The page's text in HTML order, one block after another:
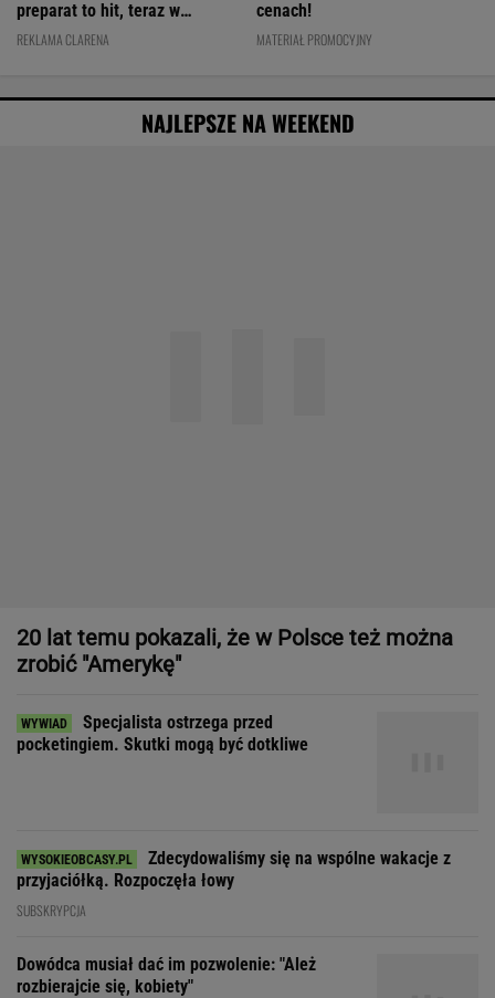
preparat to hit, teraz w
świetnej cenie
REKLAMA CLARENA
cenach!
MATERIAŁ PROMOCYJNY
NAJLEPSZE NA WEEKEND
20 lat temu pokazali, że w Polsce też można
zrobić "Amerykę"
Specjalista ostrzega przed
pocketingiem. Skutki mogą być dotkliwe
Zdecydowaliśmy się na wspólne wakacje z
przyjaciółką. Rozpoczęła łowy
SUBSKRYPCJA
Dowódca musiał dać im pozwolenie: "Ależ
rozbierajcie się, kobiety"